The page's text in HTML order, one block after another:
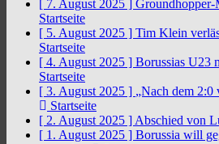
[ 7. August 2025 ]
Startseite
[ 5. August 2025 ] Tim Klein
Startseite
[ 4. August 2025 ] Borussias U23
Startseite
[ 3. August 2025 ] „Nach dem 2:0
Startseite
[ 2. August 2025 ] Abschied von
[ 1. August 2025 ] Borussia will